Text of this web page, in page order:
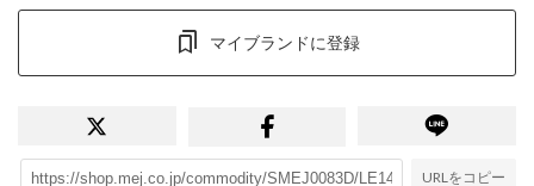
マイブランドに登録
URLをコピー